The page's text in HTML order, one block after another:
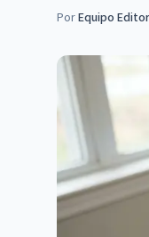
PorEquipo